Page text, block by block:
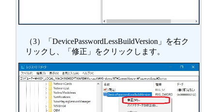
（3）「DevicePasswordLessBuildVersion」を右ク
リックし、「修正」をクリックします。